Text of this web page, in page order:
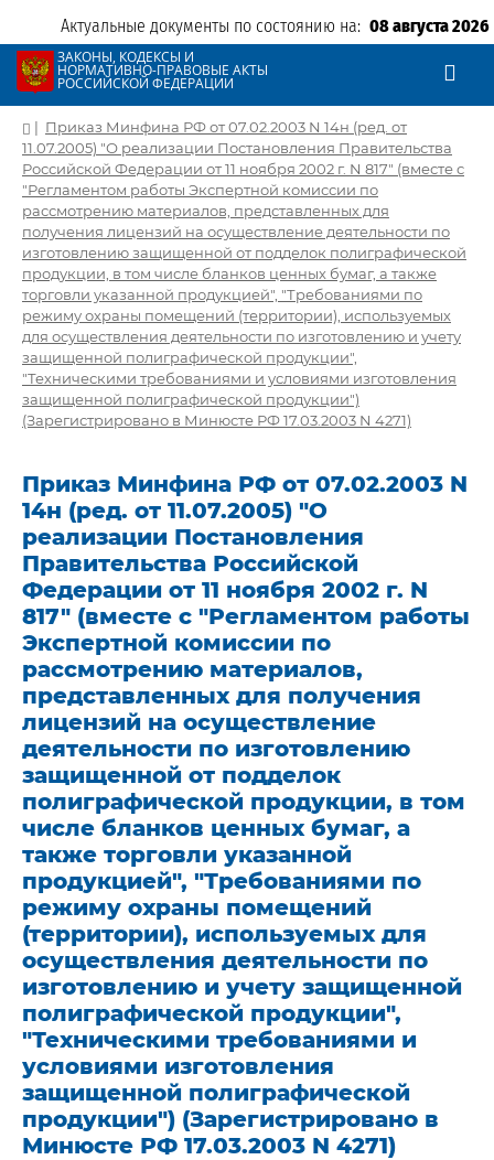
Актуальные документы по состоянию на: 08 августа 2026
ЗАКОНЫ, КОДЕКСЫ И
НОРМАТИВНО-ПРАВОВЫЕ АКТЫ
РОССИЙСКОЙ ФЕДЕРАЦИИ
| Приказ Минфина РФ от 07.02.2003 N 14н (ред. от
11.07.2005) "О реализации Постановления Правительства
Российской Федерации от 11 ноября 2002 г. N 817" (вместе с
"Регламентом работы Экспертной комиссии по
рассмотрению материалов, представленных для
получения лицензий на осуществление деятельности по
изготовлению защищенной от подделок полиграфической
продукции, в том числе бланков ценных бумаг, а также
торговли указанной продукцией", "Требованиями по
режиму охраны помещений (территории), используемых
для осуществления деятельности по изготовлению и учету
защищенной полиграфической продукции",
"Техническими требованиями и условиями изготовления
защищенной полиграфической продукции")
(Зарегистрировано в Минюсте РФ 17.03.2003 N 4271)
Приказ Минфина РФ от 07.02.2003 N
14н (ред. от 11.07.2005) "О
реализации Постановления
Правительства Российской
Федерации от 11 ноября 2002 г. N
817" (вместе с "Регламентом работы
Экспертной комиссии по
рассмотрению материалов,
представленных для получения
лицензий на осуществление
деятельности по изготовлению
защищенной от подделок
полиграфической продукции, в том
числе бланков ценных бумаг, а
также торговли указанной
продукцией", "Требованиями по
режиму охраны помещений
(территории), используемых для
осуществления деятельности по
изготовлению и учету защищенной
полиграфической продукции",
"Техническими требованиями и
условиями изготовления
защищенной полиграфической
продукции") (Зарегистрировано в
Минюсте РФ 17.03.2003 N 4271)